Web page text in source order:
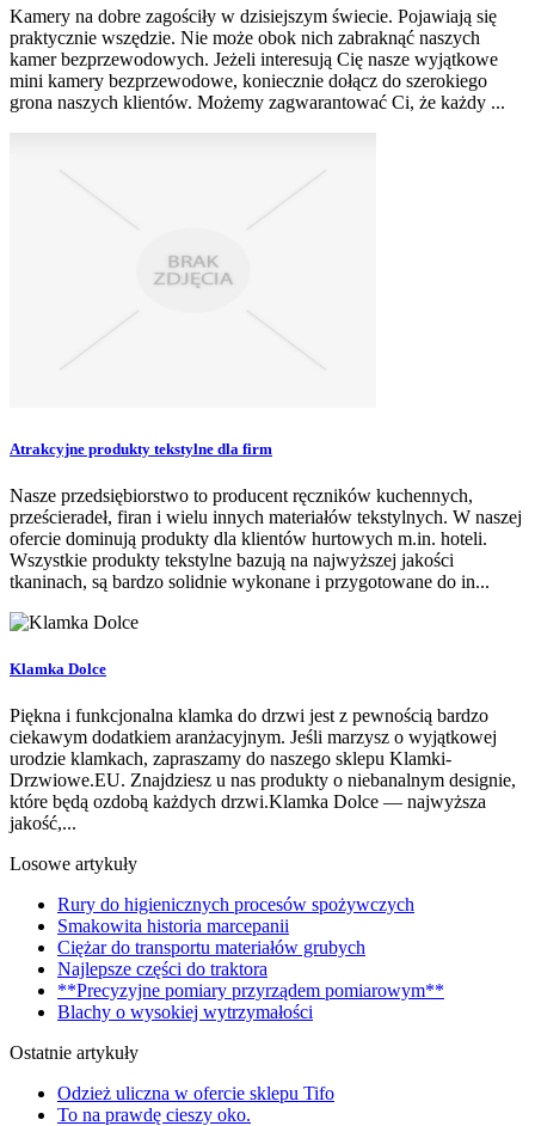
Kamery na dobre zagościły w dzisiejszym świecie. Pojawiają się
praktycznie wszędzie. Nie może obok nich zabraknąć naszych
kamer bezprzewodowych. Jeżeli interesują Cię nasze wyjątkowe
mini kamery bezprzewodowe, koniecznie dołącz do szerokiego
grona naszych klientów. Możemy zagwarantować Ci, że każdy ...
Atrakcyjne produkty tekstylne dla firm
Nasze przedsiębiorstwo to producent ręczników kuchennych,
prześcieradeł, firan i wielu innych materiałów tekstylnych. W naszej
ofercie dominują produkty dla klientów hurtowych m.in. hoteli.
Wszystkie produkty tekstylne bazują na najwyższej jakości
tkaninach, są bardzo solidnie wykonane i przygotowane do in...
Klamka Dolce
Piękna i funkcjonalna klamka do drzwi jest z pewnością bardzo
ciekawym dodatkiem aranżacyjnym. Jeśli marzysz o wyjątkowej
urodzie klamkach, zapraszamy do naszego sklepu Klamki-
Drzwiowe.EU. Znajdziesz u nas produkty o niebanalnym designie,
które będą ozdobą każdych drzwi.Klamka Dolce — najwyższa
jakość,...
Losowe artykuły
Rury do higienicznych procesów spożywczych
Smakowita historia marcepanii
Ciężar do transportu materiałów grubych
Najlepsze części do traktora
**Precyzyjne pomiary przyrządem pomiarowym**
Blachy o wysokiej wytrzymałości
Ostatnie artykuły
Odzież uliczna w ofercie sklepu Tifo
To na prawdę cieszy oko.